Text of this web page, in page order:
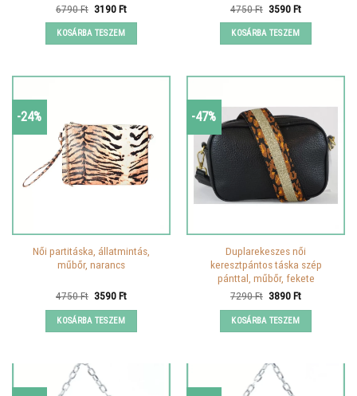
6790Ft Original
was:
6790 Ft.
3190FtCurrent
KOSÁRBA TESZEM
4750Ft Original
was:
4750 Ft.
3590FtCurrent
KOSÁRBA TESZEM
-24%
Női partitáska, állatmintás,
műbőr, narancs
4750Ft Original
was:
4750 Ft.
3590FtCurrent
KOSÁRBA TESZEM
-47%
Duplarekeszes női
keresztpántos táska szép
pánttal, műbőr, fekete
7290Ft Original
was:
7290 Ft.
3890FtCurrent
KOSÁRBA TESZEM